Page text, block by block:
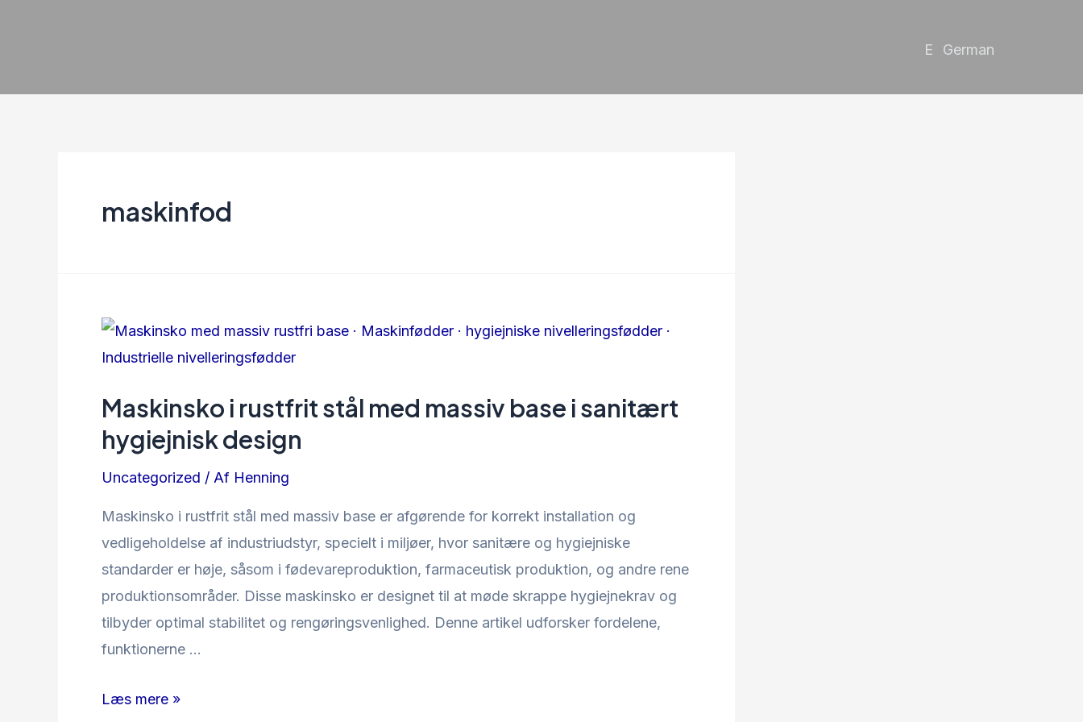
German
maskinfod
Maskinsko i rustfrit stål med massiv base i sanitært
hygiejnisk design
Uncategorized / Af Henning
Maskinsko i rustfrit stål med massiv base er afgørende for korrekt installation og
vedligeholdelse af industriudstyr, specielt i miljøer, hvor sanitære og hygiejniske
standarder er høje, såsom i fødevareproduktion, farmaceutisk produktion, og andre rene
produktionsområder. Disse maskinsko er designet til at møde skrappe hygiejnekrav og
tilbyder optimal stabilitet og rengøringsvenlighed. Denne artikel udforsker fordelene,
funktionerne …
Maskinsko
Læs mere »